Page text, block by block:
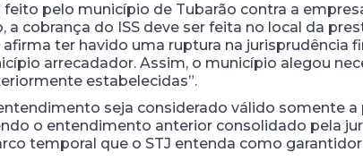
pelo município de Tubarão contra a
cobrança do ISS deve ser feita no local da
ter havido uma ruptura na jurisprudência
arrecadador. Assim, o município alegou
estabelecidas”.
seja considerado válido somente
o entendimento anterior consolidado pela
temporal que o STJ entenda como garantidor